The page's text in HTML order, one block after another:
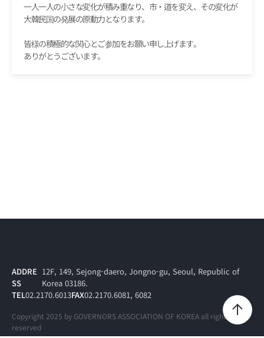
一人一人の小さな変化が積み重なり、市・道を変え、その変化が
大韓民国の発展の原動力となります。
皆様の積極的な関心とご参加をお願い申し上げます。
ありがとうございます。
ADDRE
SS
12F, 149, Sejong-daero, Jongno-gu, Seoul, Republic of
Korea 03186.
TEL02.2170.6013FAX02.2170.6081, 6082
Copyright 2025 by GOVERNORS ASSOCIATION OF KOREA all rights
reserved